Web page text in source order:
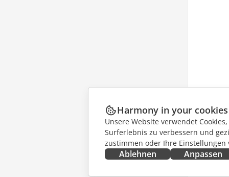
Harmony in your cookies
Unsere Website verwendet
Surferlebnis zu verbessern und
zustimmen oder Ihre Einstellungen
Ablehnen Anpassen